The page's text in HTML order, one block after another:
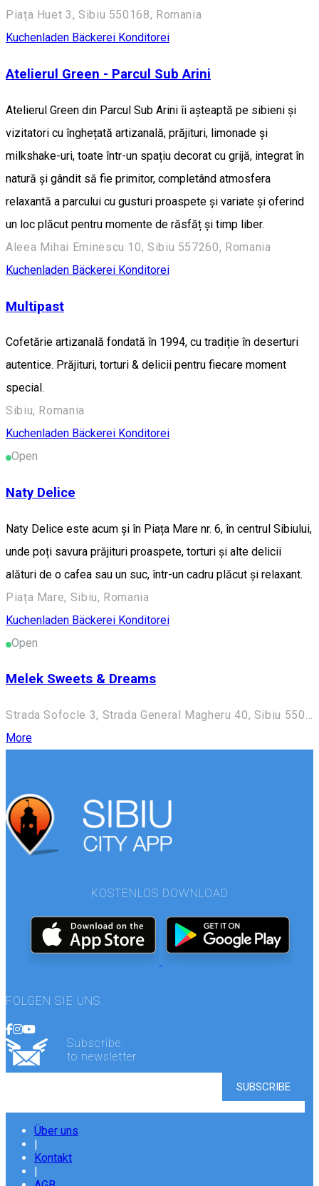
Piața Huet 3, Sibiu 550168, Romania
Kuchenladen Bäckerei Konditorei
Atelierul Green - Parcul Sub Arini
Atelierul Green din Parcul Sub Arini îi așteaptă pe sibieni și
vizitatori cu înghețată artizanală, prăjituri, limonade și
milkshake-uri, toate într-un spațiu decorat cu grijă, integrat în
natură și gândit să fie primitor, completând atmosfera
relaxantă a parcului cu gusturi proaspete și variate și oferind
un loc plăcut pentru momente de răsfăț și timp liber.
Aleea Mihai Eminescu 10, Sibiu 557260, Romania
Kuchenladen Bäckerei Konditorei
Multipast
Cofetărie artizanală fondată în 1994, cu tradiție în deserturi
autentice. Prăjituri, torturi & delicii pentru fiecare moment
special.
Sibiu, Romania
Kuchenladen Bäckerei Konditorei
Open
Naty Delice
Naty Delice este acum și în Piața Mare nr. 6, în centrul Sibiului,
unde poți savura prăjituri proaspete, torturi și alte delicii
alături de o cafea sau un suc, într-un cadru plăcut și relaxant.
Piața Mare, Sibiu, Romania
Kuchenladen Bäckerei Konditorei
Open
Melek Sweets & Dreams
Strada Sofocle 3, Strada General Magheru 40, Sibiu 550094, Romania
More
KOSTENLOS DOWNLOAD
FOLGEN SIE UNS
Subscribe
to newsletter
Über uns
|
Kontakt
|